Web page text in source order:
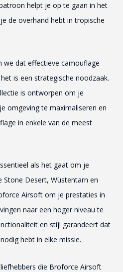
helpt je op te gaan in het
de overhand hebt in tropische
dat effectieve camouflage
is een strategische noodzaak.
is ontworpen om je
omgeving te maximaliseren en
in enkele van de meest
als het gaat om je
Desert, Wüstentarn en
Airsoft om je prestaties in
naar een hoger niveau te
en stijl garandeert dat
hebt in elke missie.
die Broforce Airsoft